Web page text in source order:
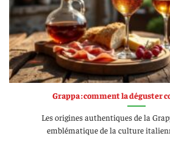
Grappa : comment la déguster
Les origines authentiques de la
emblématique de la culture